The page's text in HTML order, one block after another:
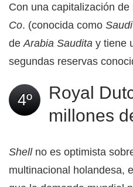
Con una capitalización
Co. (conocida como
deArabia Saudita y tiene
segundas reservas
4º
Royal
millones
Shellno es optimista
multinacional holandesa,